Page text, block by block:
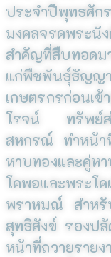
ประจำปีพุทธศัก
มงคลจรดพระนั
สำคัญที่สืบทอดม
แก่พืชพันธุ์ธัญญ
เกษตรกรก่อนเ
โรจน์ ทรัพย์ส่
สหกรณ์ ทำหน้า
หาบทองและคู่ห
โคพอและพระโ
พราหมณ์ สำหรั
สุทธิสังข์ รองป
หน้าที่ถวายรา